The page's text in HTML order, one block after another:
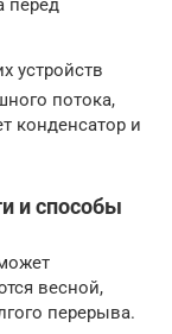
перед
устройств
потока,
конденсатор и
и способы
весной,
перерыва.